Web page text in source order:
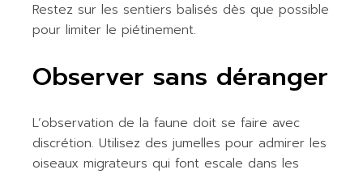
Restez sur les sentiers balisés dès que possible
pour limiter le piétinement.
Observer sans déranger
L’observation de la faune doit se faire avec
discrétion. Utilisez des jumelles pour admirer les
oiseaux migrateurs qui font escale dans les